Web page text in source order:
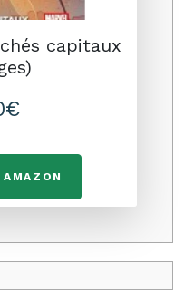
capitaux